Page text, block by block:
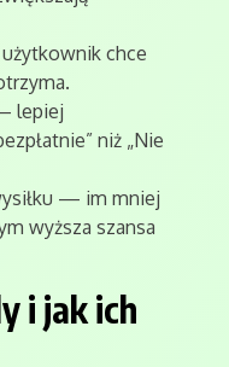
chce
lepiej
niż „Nie
— im mniej
wyższa szansa
i jak ich